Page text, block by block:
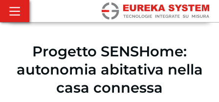
Progetto SENSHome:
autonomia abitativa nella
casa connessa